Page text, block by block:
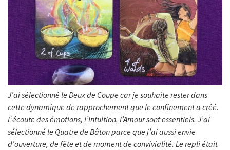
J’ai sélectionné le Deux de Coupe car je souhaite rester dans
cette dynamique de rapprochement que le confinement a créé.
L’écoute des émotions, l’Intuition, l’Amour sont essentiels. J’ai
sélectionné le Quatre de Bâton parce que j’ai aussi envie
d’ouverture, de fête et de moment de convivialité. Le repli était